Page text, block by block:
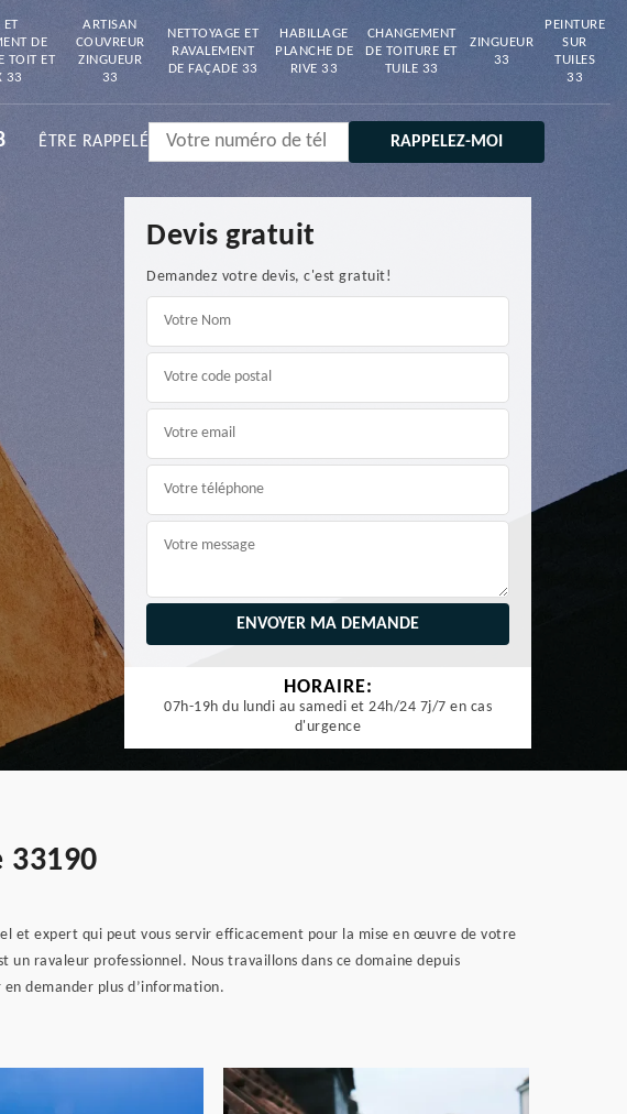
ET
DE
TOIT ET
33
ARTISAN
COUVREUR
ZINGUEUR
33
NETTOYAGE ET
RAVALEMENT
DE FAÇADE 33
HABILLAGE
PLANCHE DE
RIVE 33
CHANGEMENT
DE TOITURE ET
TUILE 33
ZINGUEUR
33
PEINTURE
SUR
TUILES
33
ÊTRE RAPPELÉ
Devis gratuit
Demandez votre devis, c'est gratuit!
HORAIRE:
07h-19h du lundi au samedi et 24h/24 7j/7 en cas
d'urgence
33190
et expert qui peut vous servir efficacement pour la mise en œuvre de votre
ravaleur professionnel. Nous travaillons dans ce domaine depuis
demander plus d’information.